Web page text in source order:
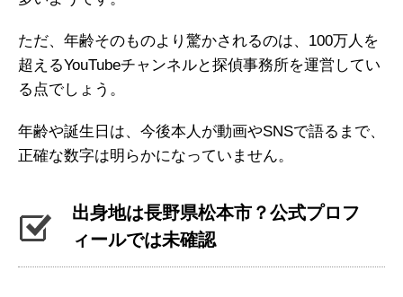
ただ、年齢そのものより驚かされるのは、100万人を
超えるYouTubeチャンネルと探偵事務所を運営してい
る点でしょう。
年齢や誕生日は、今後本人が動画やSNSで語るまで、
正確な数字は明らかになっていません。
出身地は長野県松本市？公式プロフ
ィールでは未確認